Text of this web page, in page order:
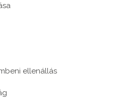
ellenállás